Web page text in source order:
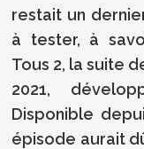
restait un
à tester, à
Tous 2, la suite
2021,
Disponible
épisode aurait